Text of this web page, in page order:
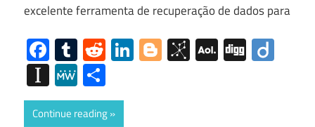
excelente ferramenta de recuperação de dados para
Facebook
Tumblr
RedditLinkedIn
Blogger
BibSonomy
AOL
Mail
Digg
Instapaper
MeWe
Continue reading